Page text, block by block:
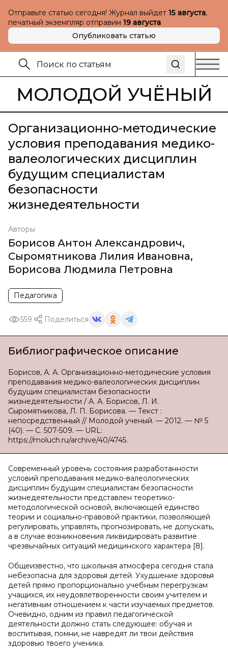
Отправьте статью сегодня! Журнал выйдет 15 августа,
печатный экземпляр отправим 19 августа
Опубликовать статью
МОЛОДОЙ УЧЁНЫЙ
Организационно-методические
условия преподавания медико-
валеологических дисциплин
будущим специалистам
безопасности
жизнедеятельности
Авторы
Борисов Антон Александрович,
Сыромятникова Лилия Ивановна,
Борисова Людмила Петровна
Педагогика
559 Поделиться
Библиографическое описание
Борисов, А. А. Организационно-методические условия
преподавания медико-валеологических дисциплин
будущим специалистам безопасности
жизнедеятельности / А. А. Борисов, Л. И.
Сыромятникова, Л. П. Борисова. — Текст :
непосредственный // Молодой ученый. — 2012. — № 5
(40). — С. 507-509. — URL:
https://moluch.ru/archive/40/4745.
Современный уровень состояния разработанности
условий преподавания медико-валеологических
дисциплин будущим специалистам безопасности
жизнедеятельности представлен теоретико-
методологической основой, включающей единство
теории и социально-правовой практики, позволяющей
регулировать, управлять, прогнозировать, не допускать,
а в случае возникновения ликвидировать развитие
чрезвычайных ситуаций медицинского характера [8].
Общеизвестно, что школьная атмосфера сегодня стала
небезопасна для здоровья детей. Ухудшение здоровья
детей прямо пропорционально учебным перегрузкам
учащихся, их неудовлетворенности своим учителем и
негативным отношением к части изучаемых предметов.
Очевидно, одним из правил педагогической
деятельности должно стать следующее: обучая и
воспитывая, помни, не навредят ли твои действия
здоровью твоего ученика.